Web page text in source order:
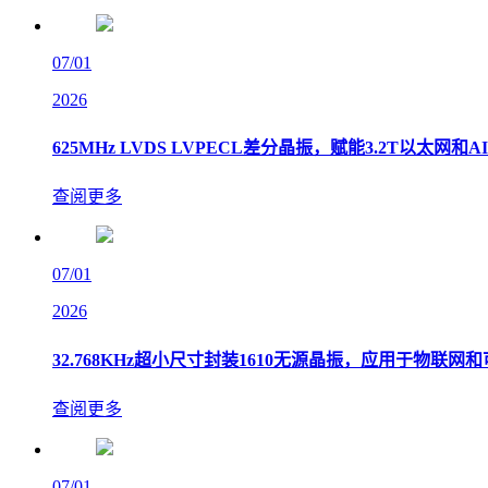
07/01
2026
625MHz LVDS LVPECL差分晶振，赋能3.2T以太网和
查阅更多
07/01
2026
32.768KHz超小尺寸封装1610无源晶振，应用于物联网
查阅更多